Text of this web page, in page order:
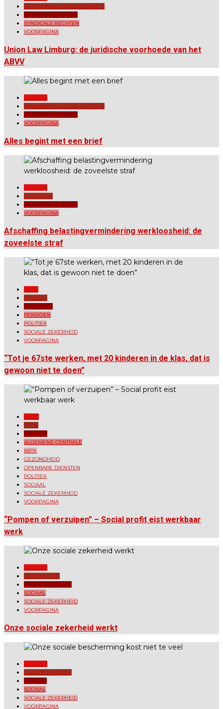
HERVORMING WERKLOOSHEID
SOCIALE ZEKERHEID
SYNDICALE RECHTEN
VOORPAGINA
Union Law Limburg: de juridische voorhoede van het
ABVV
HERVORMING WERKLOOSHEID
SOCIALE ZEKERHEID
VOORPAGINA
Alles begint met een brief
ECONOMIE
SOCIALE ZEKERHEID
VOORPAGINA
Afschaffing belastingvermindering werkloosheid: de
zoveelste straf
ACTUEEL
ECONOMIE
PENSIOEN
POLITIEK
SOCIALE ZEKERHEID
VOORPAGINA
“Tot je 67ste werken, met 20 kinderen in de klas, dat is
gewoon niet te doen”
ACTIE
ACTUEEL
ALGEMENE CENTRALE
BBTK
GEZONDHEID
OPENBARE DIENSTEN
POLITIEK
SOCIAAL
SOCIALE ZEKERHEID
VOORPAGINA
“Pompen of verzuipen” – Social profit eist werkbaar
werk
GEZONDHEID
LAATSTE NUMMER
SOCIAAL
SOCIALE ZEKERHEID
VOORPAGINA
Onze sociale zekerheid werkt
LAATSTE NUMMER
POLITIEK
SOCIAAL
SOCIALE ZEKERHEID
VOORPAGINA